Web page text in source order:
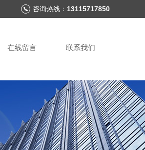
咨询热线： 13115717850
在线留言 联系我们